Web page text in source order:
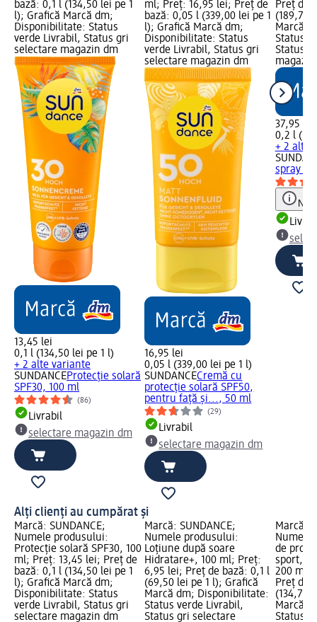
bază: 0,1 l (134,50 lei pe 1
l); Grafică Marcă dm;
Disponibilitate: Status
verde Livrabil, Status gri
selectare magazin dm
13,45 lei
0,1 l (134,50 lei pe 1 l)
+ 2 alte variante
SUNDANCEProtecție solară
SPF30, 100 ml
(86)
Livrabil
selectare magazin dm
ml; Preț: 16,95 lei; Preț de
bază: 0,05 l (339,00 lei pe 1
l); Grafică Marcă dm;
Disponibilitate: Status
verde Livrabil, Status gri
selectare magazin dm
16,95 lei
0,05 l (339,00 lei pe 1 l)
SUNDANCECremă cu
protecție solară SPF50,
pentru față și..., 50 ml
(29)
Livrabil
selectare magazin dm
Preț de
(189,75
Marcă
Status
Status
37,95 lei
0,2 l
+ 2 alte
spray
Notă
Alți clienți au cumpărat și
Marcă: SUNDANCE;
Numele produsului:
Protecție solară SPF30, 100
ml; Preț: 13,45 lei; Preț de
bază: 0,1 l (134,50 lei pe 1
l); Grafică Marcă dm;
Disponibilitate: Status
verde Livrabil, Status gri
selectare magazin dm
Marcă: SUNDANCE;
Numele produsului:
Loțiune după soare
Hidratare+, 100 ml; Preț:
6,95 lei; Preț de bază: 0,1 l
(69,50 lei pe 1 l); Grafică
Marcă dm; Disponibilitate:
Status verde Livrabil,
Status gri selectare
Marcă:
Numele
de
sport,
200 ml;
Preț de
(134,75
Marcă
Status